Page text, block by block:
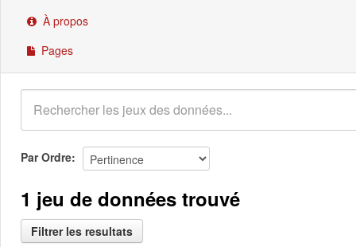
À proposÀ propos
Pages
Par Ordre
1 jeu de données trouvé
Filtrer les resultats